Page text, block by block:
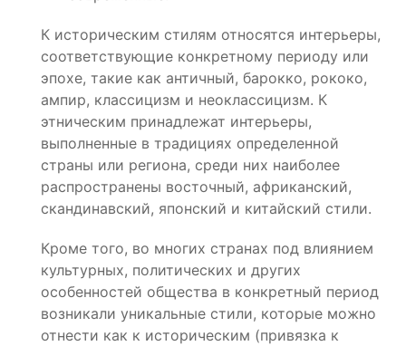
К историческим стилям относятся интерьеры,
соответствующие конкретному периоду или
эпохе, такие как античный, барокко, рококо,
ампир, классицизм и неоклассицизм. К
этническим принадлежат интерьеры,
выполненные в традициях определенной
страны или региона, среди них наиболее
распространены восточный, африканский,
скандинавский, японский и китайский стили.
Кроме того, во многих странах под влиянием
культурных, политических и других
особенностей общества в конкретный период
возникали уникальные стили, которые можно
отнести как к историческим (привязка к